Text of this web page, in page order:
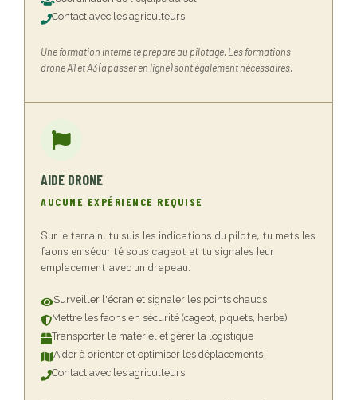
Contact avec les agriculteurs
Une formation interne te prépare au pilotage. Les formations
drone A1 et A3 (à passer en ligne) sont également nécessaires.
AIDE DRONE
AUCUNE EXPÉRIENCE REQUISE
Sur le terrain, tu suis les indications du pilote, tu mets les
faons en sécurité sous cageot et tu signales leur
emplacement avec un drapeau.
Surveiller l'écran et signaler les points chauds
Mettre les faons en sécurité (cageot, piquets, herbe)
Transporter le matériel et gérer la logistique
Aider à orienter et optimiser les déplacements
Contact avec les agriculteurs